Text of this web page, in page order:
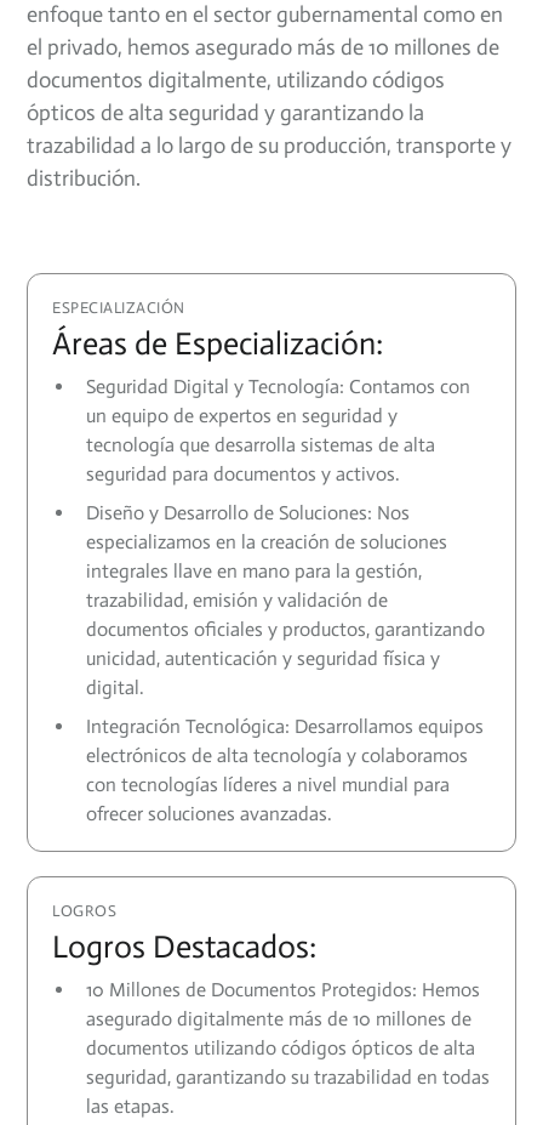
enfoque tanto en el sector gubernamental como en
el privado, hemos asegurado más de 10 millones de
documentos digitalmente, utilizando códigos
ópticos de alta seguridad y garantizando la
trazabilidad a lo largo de su producción, transporte y
distribución.
ESPECIALIZACIÓN
Áreas de Especialización:
Seguridad Digital y Tecnología: Contamos con
un equipo de expertos en seguridad y
tecnología que desarrolla sistemas de alta
seguridad para documentos y activos.
Diseño y Desarrollo de Soluciones: Nos
especializamos en la creación de soluciones
integrales llave en mano para la gestión,
trazabilidad, emisión y validación de
documentos oficiales y productos, garantizando
unicidad, autenticación y seguridad física y
digital.
Integración Tecnológica: Desarrollamos equipos
electrónicos de alta tecnología y colaboramos
con tecnologías líderes a nivel mundial para
ofrecer soluciones avanzadas.
LOGROS
Logros Destacados:
10 Millones de Documentos Protegidos: Hemos
asegurado digitalmente más de 10 millones de
documentos utilizando códigos ópticos de alta
seguridad, garantizando su trazabilidad en todas
las etapas.